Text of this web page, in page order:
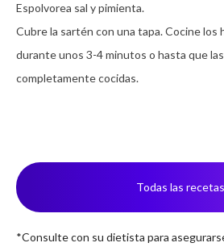
Espolvorea sal y pimienta.
Cubre la sartén con una tapa. Cocine los
durante unos 3-4 minutos o hasta que
completamente cocidas.
Todas las recetas
*Consulte con su dietista para